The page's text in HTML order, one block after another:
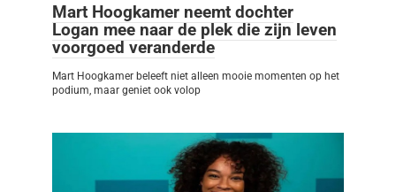
Mart Hoogkamer neemt dochter
Logan mee naar de plek die zijn leven
voorgoed veranderde
Mart Hoogkamer beleeft niet alleen mooie momenten op het
podium, maar geniet ook volop